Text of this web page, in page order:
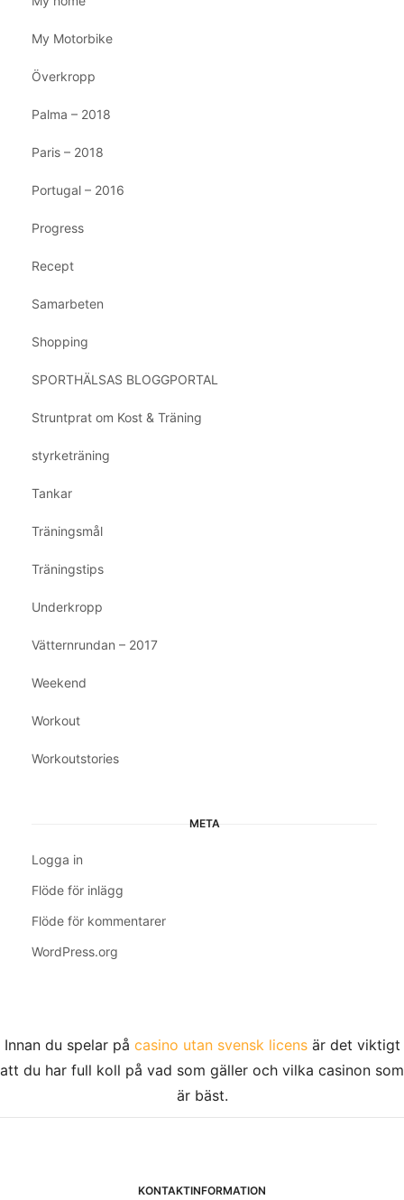
My Motorbike
Överkropp
Palma – 2018
Paris – 2018
Portugal – 2016
Progress
Recept
Samarbeten
Shopping
SPORTHÄLSAS BLOGGPORTAL
Struntprat om Kost & Träning
styrketräning
Tankar
Träningsmål
Träningstips
Underkropp
Vätternrundan – 2017
Weekend
Workout
Workoutstories
META
Logga in
Flöde för inlägg
Flöde för kommentarer
WordPress.org
Innan du spelar på casino utan svensk licensär det viktigt
att du har full koll på vad som gäller och vilka casinon som
är bäst.
KONTAKTINFORMATION